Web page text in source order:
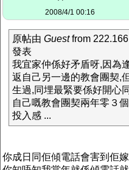
2008/4/1 00:16
原帖由 Guestfrom
發表
我宜家仲係好矛盾呀,因為
返自己另一邊的教會團契,
生過,同埋最緊要係好開心
自己嘅教會團契兩年零３
投入感 ...
你成日同佢傾電話會害到佢